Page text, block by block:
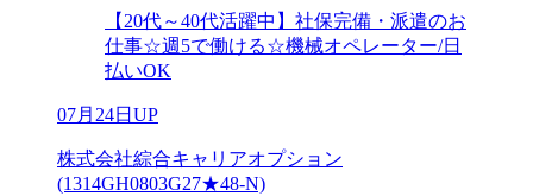
【20代～40代活躍中】社保完備・派遣のお
仕事☆週5で働ける☆機械オペレーター/日
払いOK
07月24日UP
株式会社綜合キャリアオプション
(1314GH0803G27★48-N)